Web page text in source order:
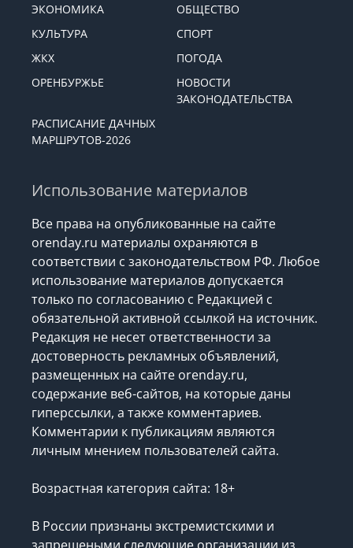
ЭКОНОМИКА
ОБЩЕСТВО
КУЛЬТУРА
СПОРТ
ЖКХ
ПОГОДА
ОРЕНБУРЖЬЕ
НОВОСТИ
ЗАКОНОДАТЕЛЬСТВА
РАСПИСАНИЕ ДАЧНЫХ
МАРШРУТОВ-2026
Использование материалов
Все права на опубликованные на сайте
orenday.ru материалы охраняются в
соответствии с законодательством РФ. Любое
использование материалов допускается
только по согласованию с Редакцией с
обязательной активной ссылкой на источник.
Редакция не несет ответственности за
достоверность рекламных объявлений,
размещенных на сайте orenday.ru,
содержание веб-сайтов, на которые даны
гиперссылки, а также комментариев.
Комментарии к публикациям являются
личным мнением пользователей сайта.
Возрастная категория сайта: 18+
В России признаны экстремистскими и